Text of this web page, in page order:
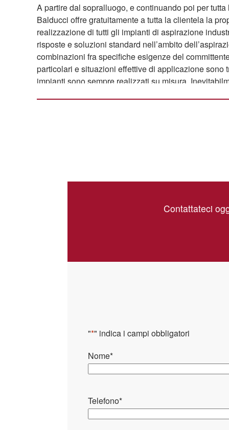
A partire dal sopralluogo, e continuando poi per
Balducci offre gratuitamente a tutta la clientela la
realizzazione di tutti gli impianti di aspirazione
risposte e soluzioni standard nell’ambito
combinazioni fra specifiche esigenze del
particolari e situazioni effettive di applicazione sono
impianti sono sempre realizzati su misura.
Contattateci
"*" indica i campi obbligatori
Nome*
Telefono*